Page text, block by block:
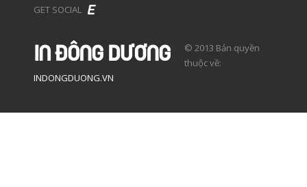
GET SOCIAL
© 2013 Bản quyền
thuộc về:
INDONGDUONG.VN